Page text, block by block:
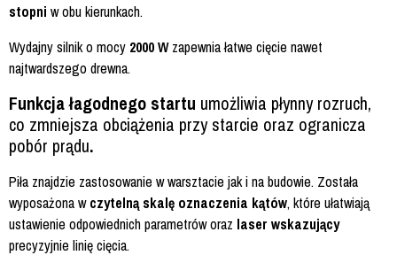
stopni w obu kierunkach.
Wydajny silnik o mocy 2000 Wzapewnia łatwe cięcie nawet
najtwardszego drewna.
Funkcja łagodnego startu umożliwia płynny rozruch,
co zmniejsza obciążenia przy starcie oraz ogranicza
pobór prądu.
Piła znajdzie zastosowanie w warsztacie jak i na budowie. Została
wyposażona wczytelną skalę oznaczenia kątów, które ułatwiają
ustawienie odpowiednich parametrów oraz laser wskazujący
precyzyjnie linię cięcia.